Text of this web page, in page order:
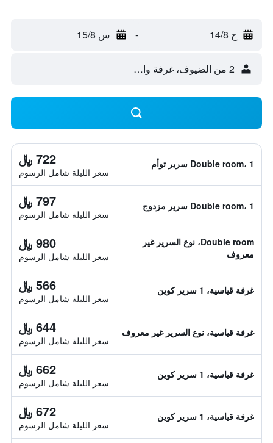
ج 14/8 - س 15/8
2 من الضيوف، غرفة واحدة
Double room، 1 سرير توأم 722 ﷼
سعر الليلة شامل الرسوم
Double room، 1 سرير مزدوج 797 ﷼
سعر الليلة شامل الرسوم
Double room، نوع السرير غير
معروف
980 ﷼
سعر الليلة شامل الرسوم
غرفة قياسية، 1 سرير كوين 566 ﷼
سعر الليلة شامل الرسوم
غرفة قياسية، نوع السرير غير معروف 644 ﷼
سعر الليلة شامل الرسوم
غرفة قياسية، 1 سرير كوين 662 ﷼
سعر الليلة شامل الرسوم
غرفة قياسية، 1 سرير كوين 672 ﷼
سعر الليلة شامل الرسوم